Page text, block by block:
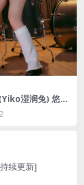
湿润兔) 悠闲
[50P-107.4M]
续更新]